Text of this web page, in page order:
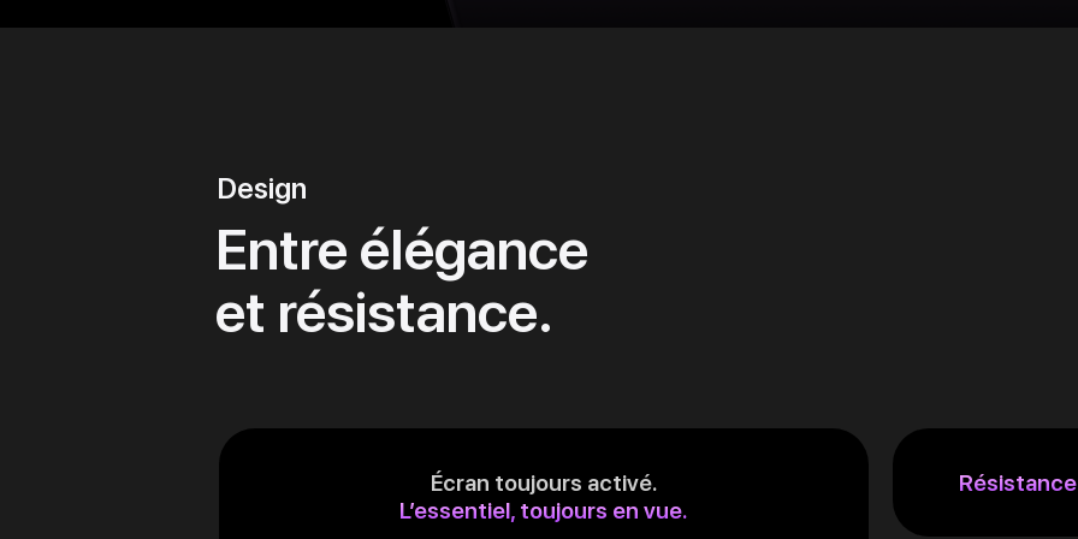
Design
Entre élégance
et résistance.
Écran toujours activé.
L’essentiel, toujours en vue.
Résistance